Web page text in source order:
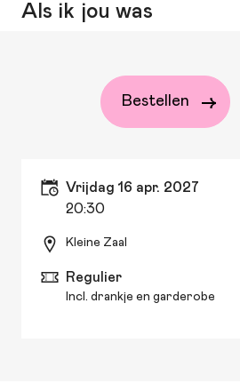
Als ik jou was
Bestellen
vrijdag 16 apr. 2027
20:30
Kleine Zaal
Regulier
Incl. drankje en garderobe